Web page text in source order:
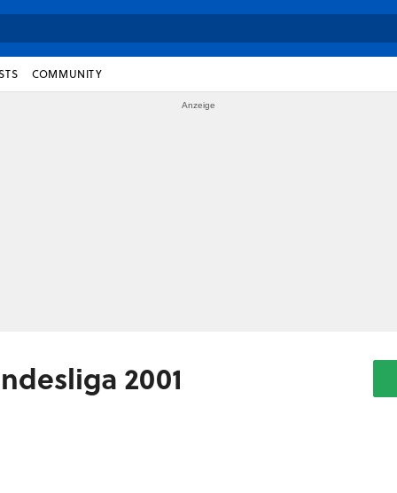
COMMUNITY
2001